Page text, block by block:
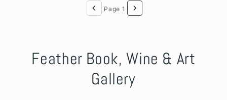
Page 1
Feather Book, Wine & Art
Gallery